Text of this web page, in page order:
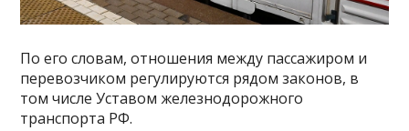
По его словам, отношения между пассажиром и
перевозчиком регулируются рядом законов, в
том числе Уставом железнодорожного
транспорта РФ.